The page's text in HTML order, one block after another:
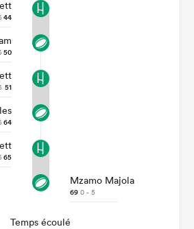
44
50
51
64
65
Mzamo Majola
69 0 - 5
Temps écoulé